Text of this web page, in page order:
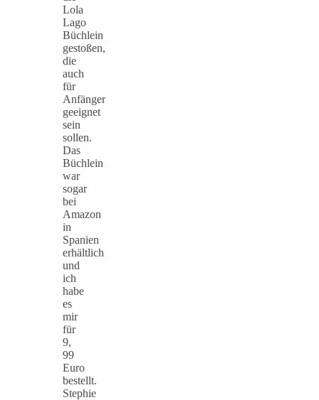
Lola
Lago
Büchlein
gestoßen,
die
auch
für
Anfänger
geeignet
sein
sollen.
Das
Büchlein
war
sogar
bei
Amazon
in
Spanien
erhältlich
und
ich
habe
es
mir
für
9,
99
Euro
bestellt.
Stephie